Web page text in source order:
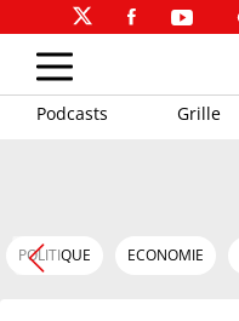
Podcasts Grille
POLITIQUE ECONOMIE